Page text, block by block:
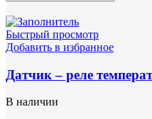
Быстрый просмотр
Добавить в избранное
Датчик – реле
В наличии